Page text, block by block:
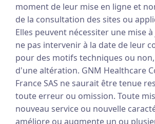
moment de leur mise en ligne et
de la consultation des sites ou
Elles peuvent nécessiter une mise
ne pas intervenir à la date de leur
pour des motifs techniques ou
d'une altération. GNM Healthcare
France SAS ne saurait être tenue
toute erreur ou omission. Toute
nouveau service ou nouvelle
améliore ou augmente un ou